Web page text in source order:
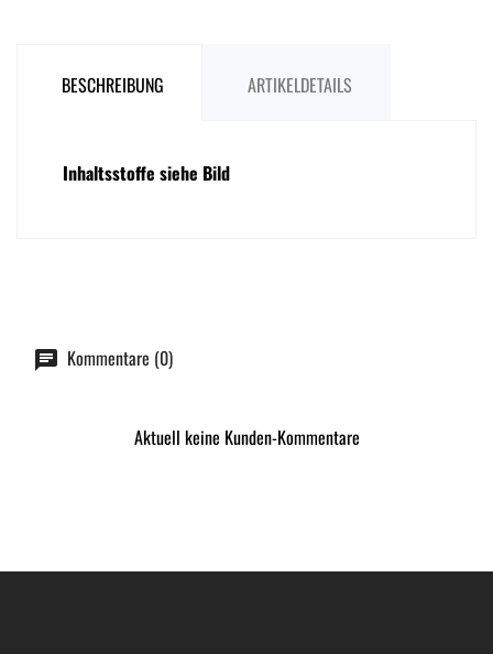
BESCHREIBUNG ARTIKELDETAILS
Inhaltsstoffe siehe Bild
Kommentare (0)
Aktuell keine Kunden-Kommentare